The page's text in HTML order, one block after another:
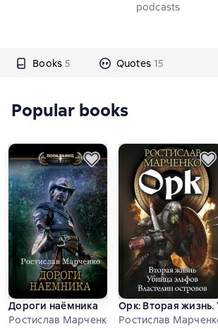
podcasts
Books 5 Quotes 15
Popular books
Дороги наёмника
Ростислав Марченко
Орк: Вторая жизнь.
Ростислав